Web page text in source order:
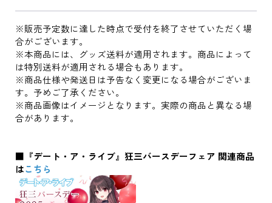
※販売予定数に達した時点で受付を終了させていただく場
合がございます。
※本商品には、グッズ送料が適用されます。商品によって
は特別送料が適用される場合もあります。
※商品仕様や発送日は予告なく変更になる場合がございま
す。予めご了承ください。
※商品画像はイメージとなります。実際の商品と異なる場
合があります。
■『デート・ア・ライブ』狂三バースデーフェア 関連商品
はこちら